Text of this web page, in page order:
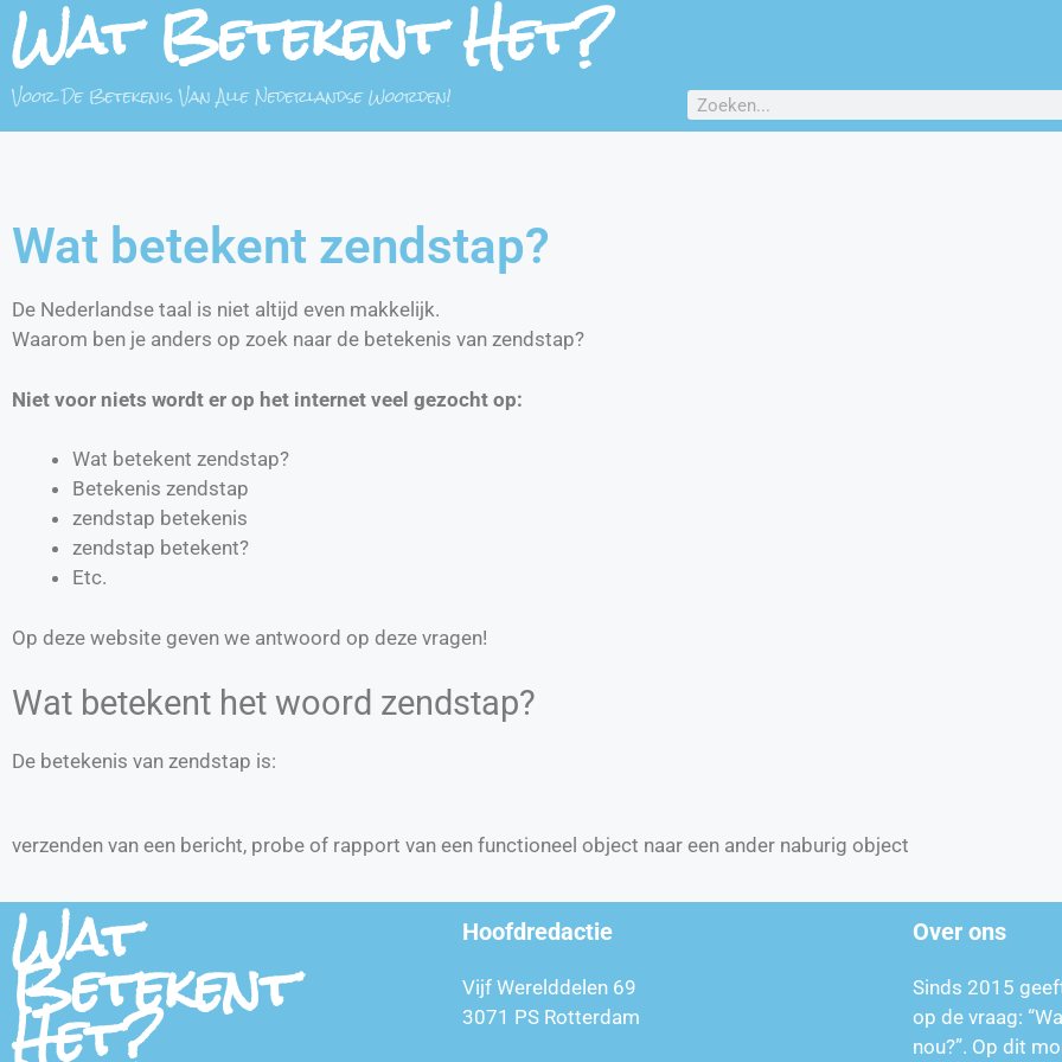
Wat Betekent Het?
Voor De Betekenis Van Alle Nederlandse Woorden!
Wat betekent zendstap?
De Nederlandse taal is niet altijd even makkelijk.
Waarom ben je anders op zoek naar de betekenis van zendstap?
Niet voor niets wordt er op het internet veel gezocht op:
Wat betekent zendstap?
Betekenis zendstap
zendstap betekenis
zendstap betekent?
Etc.
Op deze website geven we antwoord op deze vragen!
Wat betekent het woord zendstap?
De betekenis van zendstap is:
verzenden van een bericht, probe of rapport van een functioneel object naar een ander naburig object
Wat
Betekent
Het?
Hoofdredactie
Vijf Werelddelen 69
3071 PS Rotterdam
Over ons
Sinds 2015
op de vraag:
nou?”. Op dit